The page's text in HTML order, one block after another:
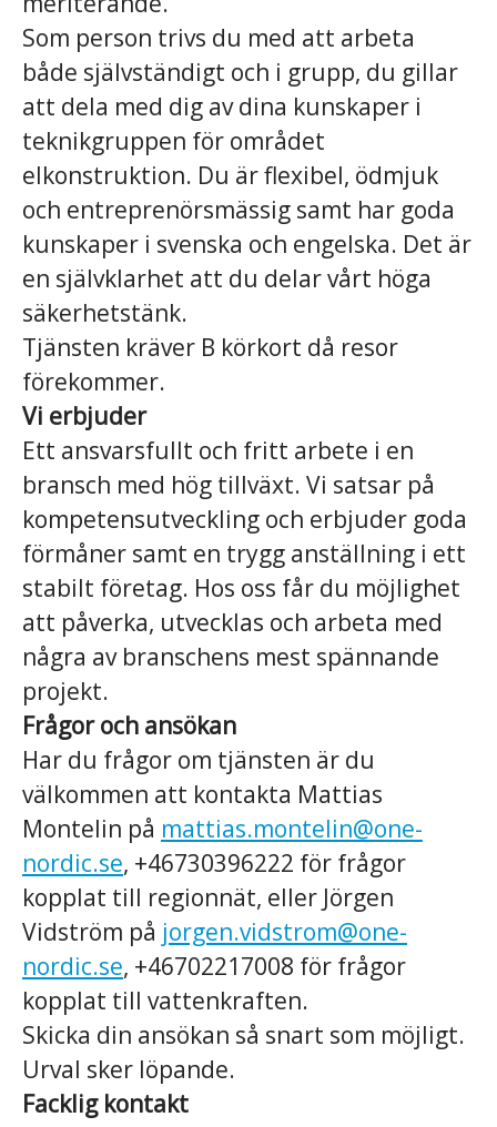
Som person trivs du med att arbeta
både självständigt och i grupp, du gillar
att dela med dig av dina kunskaper i
teknikgruppen för området
elkonstruktion. Du är flexibel, ödmjuk
och entreprenörsmässig samt har goda
kunskaper i svenska och engelska. Det är
en självklarhet att du delar vårt höga
säkerhetstänk.
Tjänsten kräver B körkort då resor
förekommer.
Vi erbjuder
Ett ansvarsfullt och fritt arbete i en
bransch med hög tillväxt. Vi satsar på
kompetensutveckling och erbjuder goda
förmåner samt en trygg anställning i ett
stabilt företag. Hos oss får du möjlighet
att påverka, utvecklas och arbeta med
några av branschens mest spännande
projekt.
Frågor och ansökan
Har du frågor om tjänsten är du
välkommen att kontakta Mattias
Montelin på mattias.montelin@one-
nordic.se, +46730396222 för frågor
kopplat till regionnät, eller Jörgen
Vidström på jorgen.vidstrom@one-
nordic.se, +46702217008 för frågor
kopplat till vattenkraften.
Skicka din ansökan så snart som möjligt.
Urval sker löpande.
Facklig kontakt